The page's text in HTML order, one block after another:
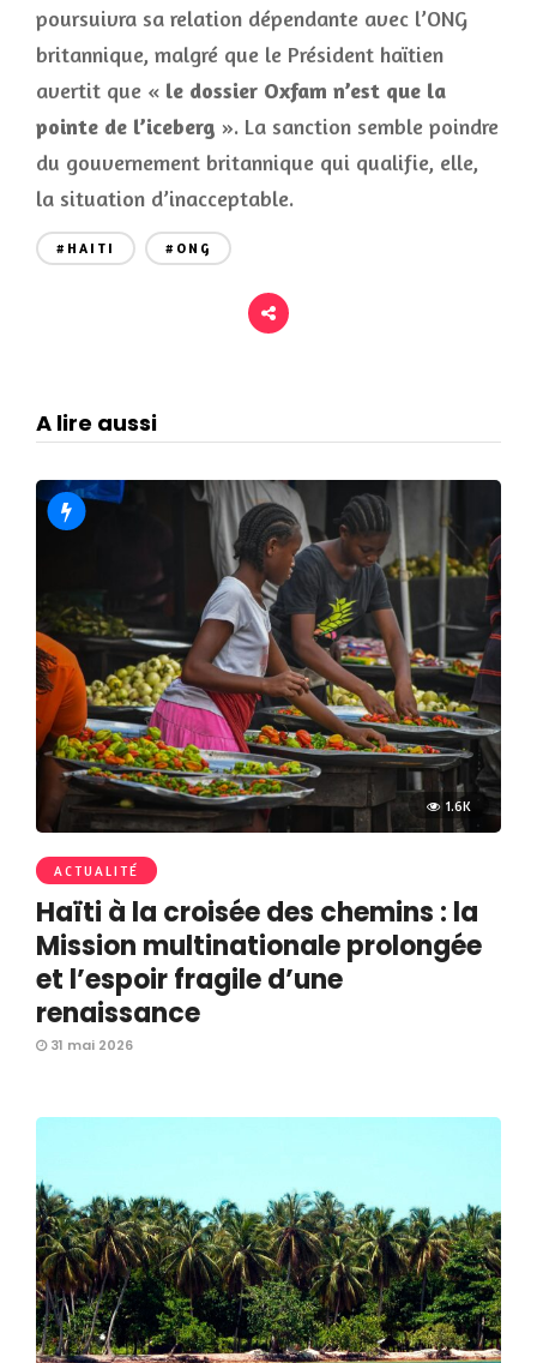
poursuivra sa relation dépendante avec l’ONG
britannique, malgré que le Président haïtien
avertit que « le dossier Oxfam n’est que la
pointe de l’iceberg ». La sanction semble poindre
du gouvernement britannique qui qualifie, elle,
la situation d’inacceptable.
#HAITI #ONG
A lire aussi
1.6K
ACTUALITÉ
Haïti à la croisée des chemins : la
Mission multinationale prolongée
et l’espoir fragile d’une
renaissance
31 mai 2026